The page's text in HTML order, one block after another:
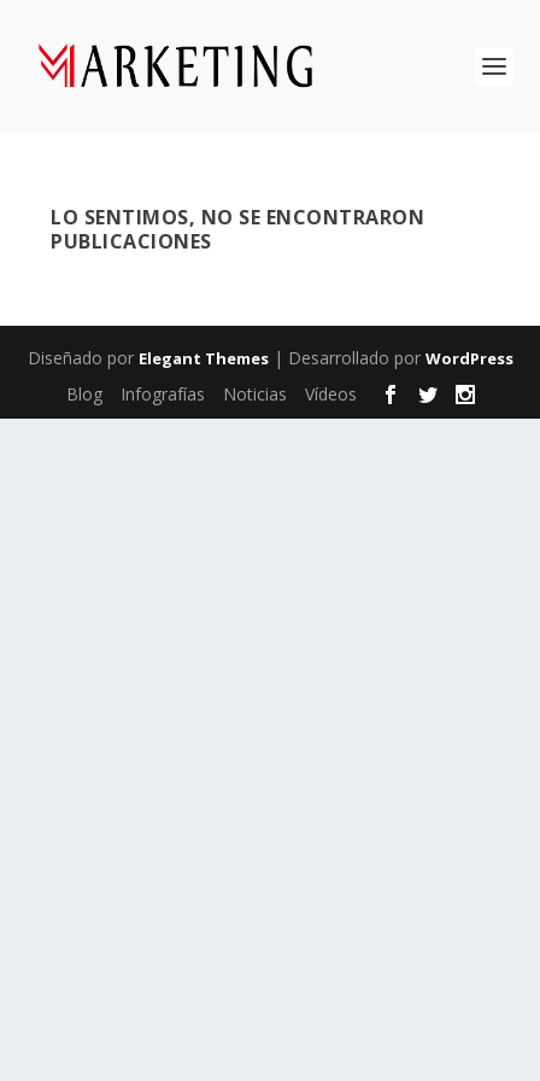
LO SENTIMOS, NO SE ENCONTRARON
PUBLICACIONES
Diseñado por Elegant Themes| Desarrollado por WordPress
Blog Infografías Noticias Vídeos